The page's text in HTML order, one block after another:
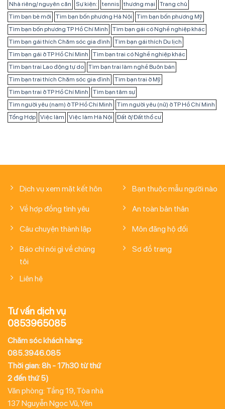
Nhà riêng/ nguyên căn
Sự kiện: tennis thương mại
Trang chủ
Tìm bạn bè mới
Tìm bạn bốn phương Hà Nội
Tìm bạn bốn phương Mỹ
Tìm bạn bốn phương TP Hồ Chí Minh
Tìm bạn gái có Nghề nghiệp khác
Tìm bạn gái thích Chăm sóc gia đình
Tìm bạn gái thích Du lịch
Tìm bạn gái ở TP Hồ Chí Minh
Tìm bạn trai có Nghề nghiệp khác
Tìm bạn trai Lao động tự do
Tìm bạn trai làm nghề Buôn bán
Tìm bạn trai thích Chăm sóc gia đình
Tìm bạn trai ở Mỹ
Tìm bạn trai ở TP Hồ Chí Minh
Tìm bạn tâm sự
Tìm người yêu (nam) ở TP Hồ Chí Minh
Tìm người yêu (nữ) ở TP Hồ Chí Minh
Tổng Hợp
Việc làm Việc làm Hà Nội Đất ở/ Đất thổ cư
Dịch vụ xem mặt kết hôn
Về hợp đồng tình yêu
Câu chuyện thành lập
Báo chí nói gì về chúng
tôi
Liên hệ
Bạn thuộc mẫu người nào
An toàn bản thân
Môn đăng hộ đối
Sơ đồ trang
Tư vấn dịch vụ
0853965085
Chăm sóc khách hàng:
085.3946.085
Thời gian: 8h - 17h30 từ thứ
2 đến thứ 5)
Văn phòng: Tầng 19, Tòa nhà
137 Nguyễn Ngọc Vũ, Yên